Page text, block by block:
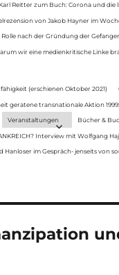
Reitter zum Buch: Corona und
von Jakob Hayner im
nach der Gründung der
wir eine medienkritische Linke
(erschienen Oktober 2021)
geratene transnationale Aktion
Veranstaltungen Bücher &
Interview mit Wolfgang
Hanloser im Gespräch- jenseits von